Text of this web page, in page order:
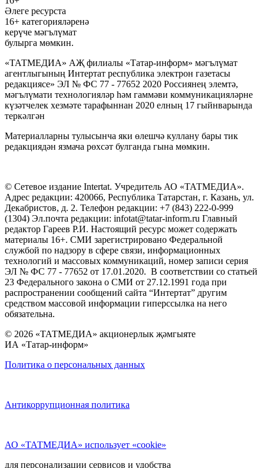
Әлеге ресурста
16+ категорияләренә
керүче мәгълүмат
булырга мөмкин.
«ТАТМЕДИА» АҖ филиалы «Татар-информ» мәгълүмат
агентлыгының Интертат республика электрон газетасы
редакциясе» ЭЛ № ФС 77 - 77652 2020 Россиянең элемтә,
мәгълүмати технологияләр һәм гаммәви коммуникацияләрне
күзәтчелек хезмәте тарафыннан 2020 елның 17 гыйнварында
теркәлгән
Материалларны тулысынча яки өлешчә куллану бары тик
редакциядән язмача рөхсәт булганда гына мөмкин.
© Сетевое издание Intertat. Учредитель АО «ТАТМЕДИА».
Адрес редакции: 420066, Республика Татарстан, г. Казань, ул.
Декабристов, д. 2. Телефон редакции: +7 (843) 222-0-999
(1304) Эл.почта редакции: infotat@tatar-inform.ru Главный
редактор Гареев Р.И. Настоящий ресурс может содержать
материалы 16+. СМИ зарегистрировано Федеральной
службой по надзору в сфере связи, информационных
технологий и массовых коммуникаций, номер записи серия
ЭЛ № ФС 77 - 77652 от 17.01.2020. В соответствии со статьей
23 Федерального закона о СМИ от 27.12.1991 года при
распространении сообщений сайта “Интертат” другим
средством массовой информации гиперссылка на него
обязательна.
© 2026 «ТАТМЕДИА» акционерлык җәмгыяте
ИА «Татар-информ»
Политика о персональных данных
Антикоррупционная политика
АО «ТАТМЕДИА» использует «cookie»
для персонализации сервисов и удобства